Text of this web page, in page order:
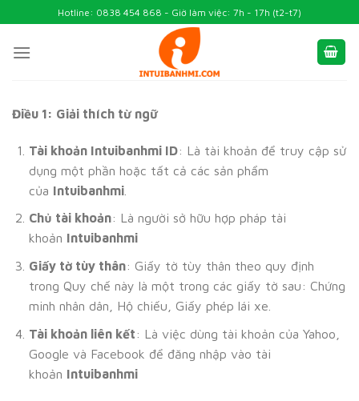
to
content
Hotline: 0838 454 868 - Giờ làm việc: 7h - 17h (t2-t7)
Điều 1: Giải thích từ ngữ
Tài khoản Intuibanhmi ID: Là tài khoản để truy cập sử
dụng một phần hoặc tất cả các sản phẩm
của Intuibanhmi.
Chủ tài khoản: Là người sở hữu hợp pháp tài
khoản Intuibanhmi
Giấy tờ tùy thân: Giấy tờ tùy thân theo quy định
trong Quy chế này là một trong các giấy tờ sau: Chứng
minh nhân dân, Hộ chiếu, Giấy phép lái xe.
Tài khoản liên kết : Là việc dùng tài khoản của Yahoo,
Google và Facebook để đăng nhập vào tài
khoản Intuibanhmi